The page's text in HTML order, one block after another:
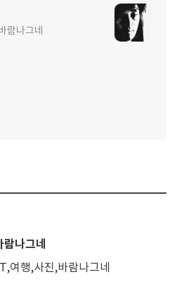
람나그네
람나그네
여행,사진,바람나그네